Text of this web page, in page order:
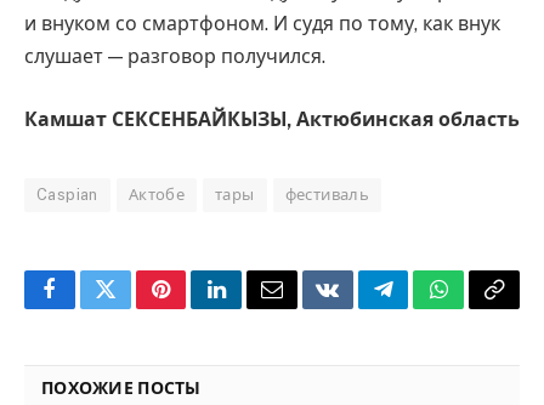
и внуком со смартфоном. И судя по тому, как внук
слушает — разговор получился.
Камшат СЕКСЕНБАЙКЫЗЫ, Актюбинская область
Caspian Актобе тары фестиваль
FacebookTwitterPinterestLinkedInEmailVKontakteTelegramWhatsApp
Copy
ПОХОЖИЕ ПОСТЫ